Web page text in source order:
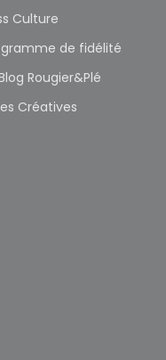
Culture
de fidélité
Rougier&Plé
Créatives